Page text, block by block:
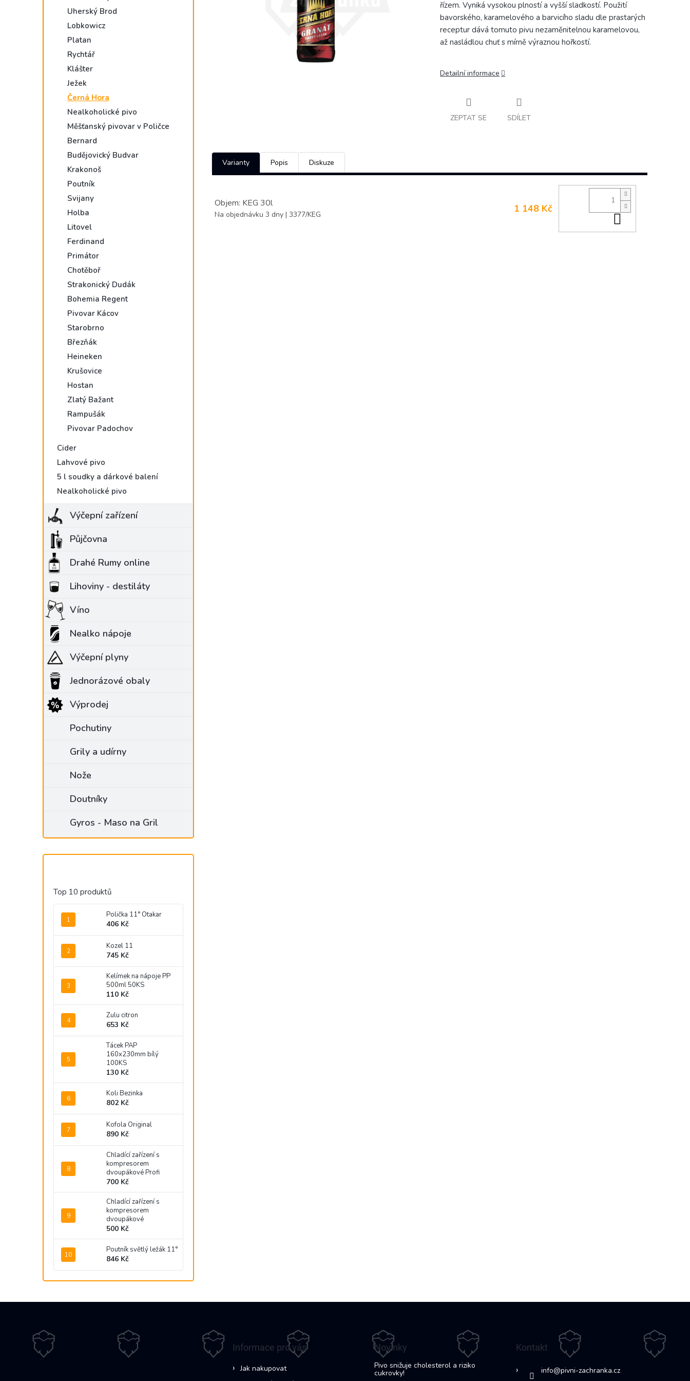
Uherský Brod
Lobkowicz
Platan
Rychtář
Klášter
Ježek
Černá Hora
Nealkoholické pivo
Měšťanský pivovar v Poličce
Bernard
Budějovický Budvar
Krakonoš
Poutník
Svijany
Holba
Litovel
Ferdinand
Primátor
Chotěboř
Strakonický Dudák
Bohemia Regent
Pivovar Kácov
Starobrno
Březňák
Heineken
Krušovice
Hostan
Zlatý Bažant
Rampušák
Pivovar Padochov
Cider
Lahvové pivo
5 l soudky a dárkové balení
Nealkoholické pivo
Výčepní zařízení
Půjčovna
Drahé Rumy online
Lihoviny - destiláty
Víno
Nealko nápoje
Výčepní plyny
Jednorázové obaly
Výprodej
Pochutiny
Grily a udírny
Nože
Doutníky
Gyros - Maso na Gril
Top 10 produktů
Polička 11° Otakar
406 Kč
Kozel 11
745 Kč
Kelímek na nápoje PP
500ml 50KS
110 Kč
Zulu citron
653 Kč
Tácek PAP
160x230mm bílý
100KS
130 Kč
Koli Bezinka
802 Kč
Kofola Original
890 Kč
Chladící zařízení s
kompresorem
dvoupákové Profi
700 Kč
Chladící zařízení s
kompresorem
dvoupákové
500 Kč
Poutník světlý ležák 11°
846 Kč
řízem. Vyniká vysokou plností a vyšší sladkostí. Použití
bavorského, karamelového a barvicího sladu dle prastarých
receptur dává tomuto pivu nezaměnitelnou karamelovou,
až nasládlou chuť s mírně výraznou hořkostí.
Detailní informace
ZEPTAT SE SDÍLET
Varianty Popis Diskuze
Objem: KEG 30l
Na objednávku 3 dny | 3377/KEG 1 148 Kč
Informace pro vás
Jak nakupovat
Novinky
Pivo snižuje cholesterol a riziko
cukrovky!
Kontakt
info@pivni-zachranka.cz